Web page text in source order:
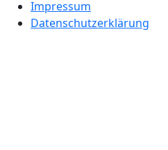
Impressum
Datenschutzerklärung